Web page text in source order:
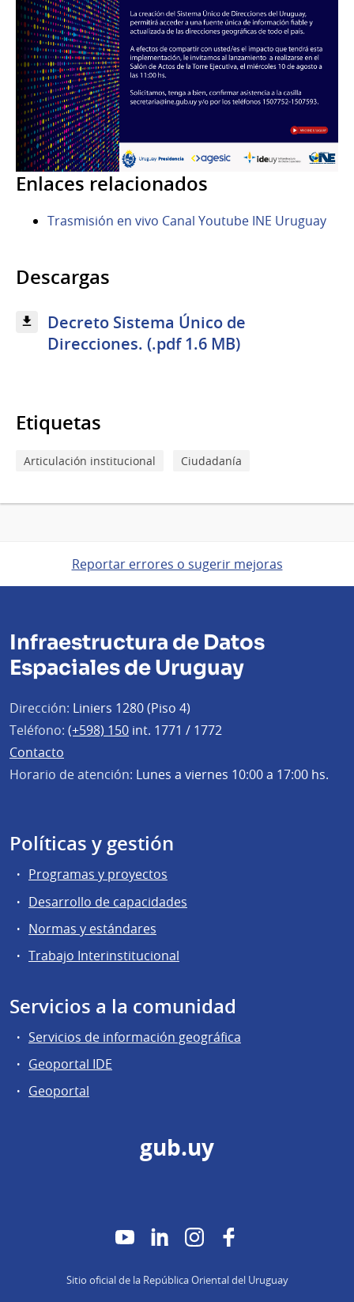
Enlaces relacionados
Trasmisión en vivo Canal Youtube INE Uruguay
Descargas
Decreto Sistema Único de
Direcciones. (.pdf 1.6 MB)
Etiquetas
Articulación institucional Ciudadanía
Reportar errores o sugerir mejoras
Infraestructura de Datos
Espaciales de Uruguay
Dirección: Liniers 1280 (Piso 4)
Teléfono: (+598) 150 int. 1771 / 1772
Contacto
Horario de atención: Lunes a viernes 10:00 a 17:00 hs.
Políticas y gestión
Programas y proyectos
Desarrollo de capacidades
Normas y estándares
Trabajo Interinstitucional
Servicios a la comunidad
Servicios de información geográfica
Geoportal IDE
Geoportal
gub.uy
YouTubeLinkedInInstagram
Sitio oficial de la República Oriental del Uruguay